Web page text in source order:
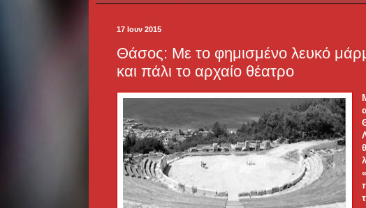
17 Ιουν 2015
Θάσος: Με το φημισμένο λευκό
και πάλι το αρχαίο θέατρο